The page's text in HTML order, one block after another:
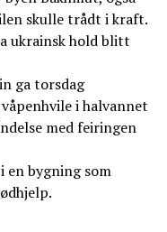
skulle trådt i kraft.
ukrainsk hold blitt
ga torsdag
i halvannet
med feiringen
en bygning som